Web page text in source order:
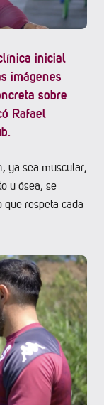
inicial
imágenes
sobre
Rafael
ya sea muscular,
u ósea, se
respeta cada